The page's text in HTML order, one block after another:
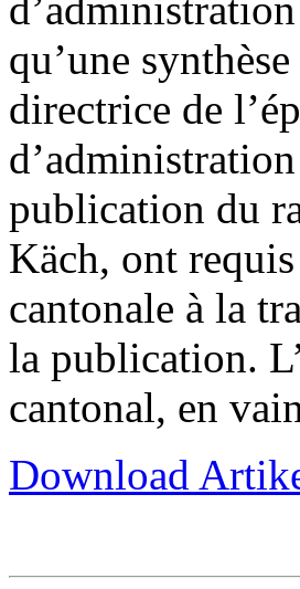
qu’une
directrice de
publication du
Käch, ont
cantonale à la
la publication.
cantonal, en
Download